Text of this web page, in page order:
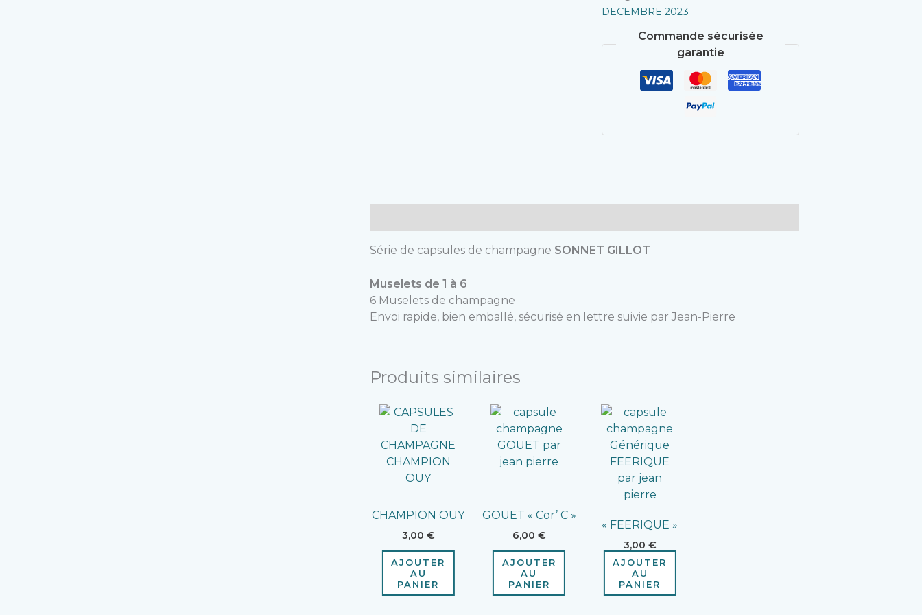
DECEMBRE 2023
Commande sécurisée
garantie
Série de capsules de champagne SONNET GILLOT
Muselets de 1 à 6
6 Muselets de champagne
Envoi rapide, bien emballé, sécurisé en lettre suivie par Jean-Pierre
Produits similaires
CHAMPION OUY
3,00 €
AJOUTER
AU
PANIER
GOUET « Cor’ C »
6,00 €
AJOUTER
AU
PANIER
« FEERIQUE »
3,00 €
AJOUTER
AU
PANIER